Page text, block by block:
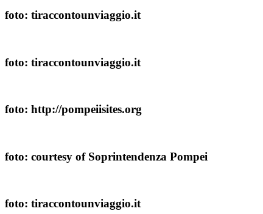
foto: tiraccontounviaggio.it
foto: tiraccontounviaggio.it
foto: http://pompeiisites.org
foto: courtesy of Soprintendenza Pompei
foto: tiraccontounviaggio.it